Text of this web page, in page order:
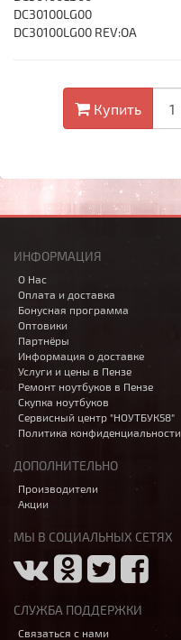
DC30100LG00
DC30100LG00 REV:OA
Купить
ИНФОРМАЦИЯ
О Нас
Оплата и доставка
Бонусная программа
Оптовики
Партнёры
Информация о доставке
Услуги и цены в Пензе
Ремонт ноутбуков в Пензе
Скупка ноутбуков
Сервисный центр "НОУТБУК58"
Политика конфиденциальности
ДОПОЛНИТЕЛЬНО
Производители
Акции
МЫ В СОЦИАЛЬНЫХ СЕТЯХ
СЛУЖБА ПОДДЕРЖКИ
Связаться с нами